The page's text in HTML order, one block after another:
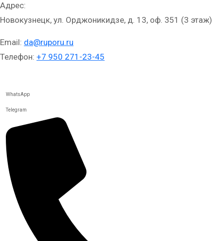
Адрес:
Новокузнецк, ул. Орджоникидзе, д. 13, оф. 351 (3 этаж)
Email: da@ruporu.ru
Телефон: +7 950 271-23-45
WhatsApp
Telegram